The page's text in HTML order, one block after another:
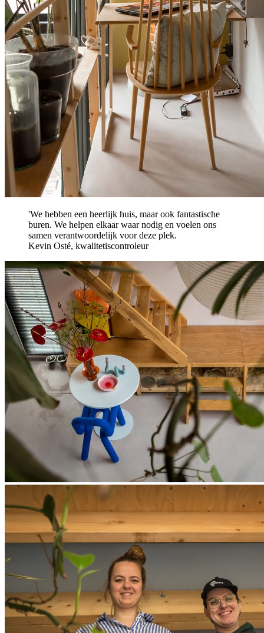
'We hebben een heerlijk huis, maar ook fantastische
buren. We helpen elkaar waar nodig en voelen ons
samen verantwoordelijk voor deze plek.
Kevin Osté, kwalitetiscontroleur